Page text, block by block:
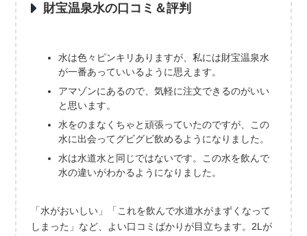
財宝温泉水の口コミ＆評判
水は色々ピンキリありますが、私には財宝温泉水
が一番あっていいるように思えます。
アマゾンにあるので、気軽に注文できるのがいい
と思います。
水をのまなくちゃと頑張っていたのですが、この
水に出会ってグビグビ飲めるようになりました。
水は水道水と同じではないです。この水を飲んで
水の違いがわかるようになりました。
「水がおいしい」「これを飲んで水道水がまずくなって
しまった」など、よい口コミばかりが目立ちます。2Lが